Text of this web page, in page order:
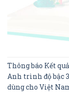
Thông báo Kết
Anh trình độ bậc
dùng cho Việt